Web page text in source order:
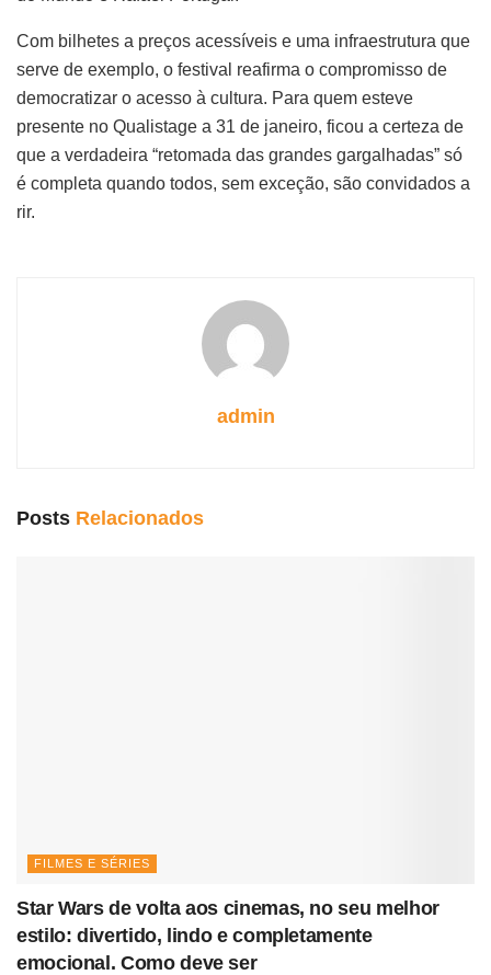
Com bilhetes a preços acessíveis e uma infraestrutura que
serve de exemplo, o festival reafirma o compromisso de
democratizar o acesso à cultura. Para quem esteve
presente no Qualistage a 31 de janeiro, ficou a certeza de
que a verdadeira “retomada das grandes gargalhadas” só
é completa quando todos, sem exceção, são convidados a
rir.
admin
Posts Relacionados
FILMES E SÉRIES
Star Wars de volta aos cinemas, no seu melhor
estilo: divertido, lindo e completamente
emocional. Como deve ser